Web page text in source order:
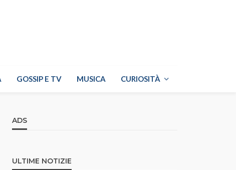
GOSSIP E TV MUSICA CURIOSITÀ
ADS
ULTIME NOTIZIE